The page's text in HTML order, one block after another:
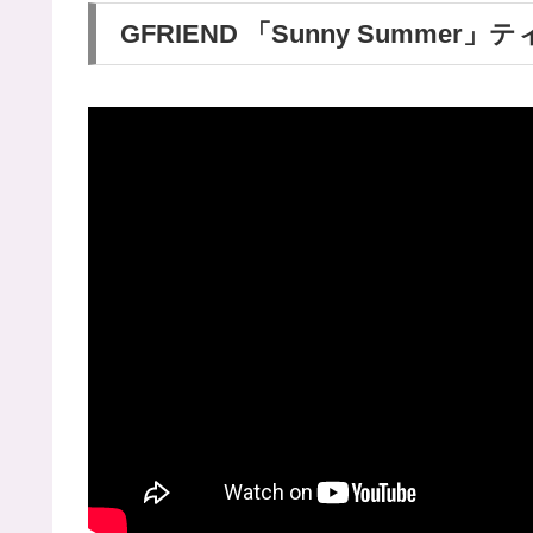
GFRIEND 「Sunny Summer」テ